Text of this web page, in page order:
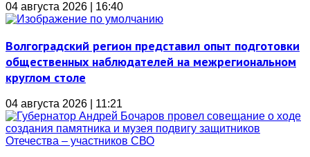
04 августа 2026 | 16:40
Волгоградский регион представил опыт подготовки
общественных наблюдателей на межрегиональном
круглом столе
04 августа 2026 | 11:21